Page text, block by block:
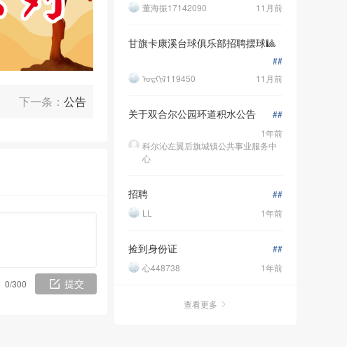
下一条： 公告
提交
0/300
11月前
董海振17142090
甘旗卡康溪台球俱乐部招聘摆球🎱
##
11月前
ᠣᠷᠭᠢᠯ119450
关于双合尔公园环道积水公告
##
1年前
科尔沁左翼后旗城镇公共事业服务中
心
招聘
##
1年前
LL
捡到身份证
##
1年前
心448738
查看更多